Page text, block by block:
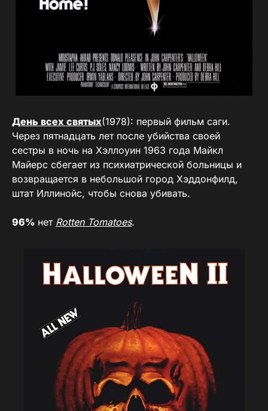
День всех святых(1978): первый фильм саги.
Через пятнадцать лет после убийства своей
сестры в ночь на Хэллоуин 1963 года Майкл
Майерс сбегает из психиатрической больницы и
возвращается в небольшой город Хэддонфилд,
штат Иллинойс, чтобы снова убивать.
96% нет Rotten Tomatoes.